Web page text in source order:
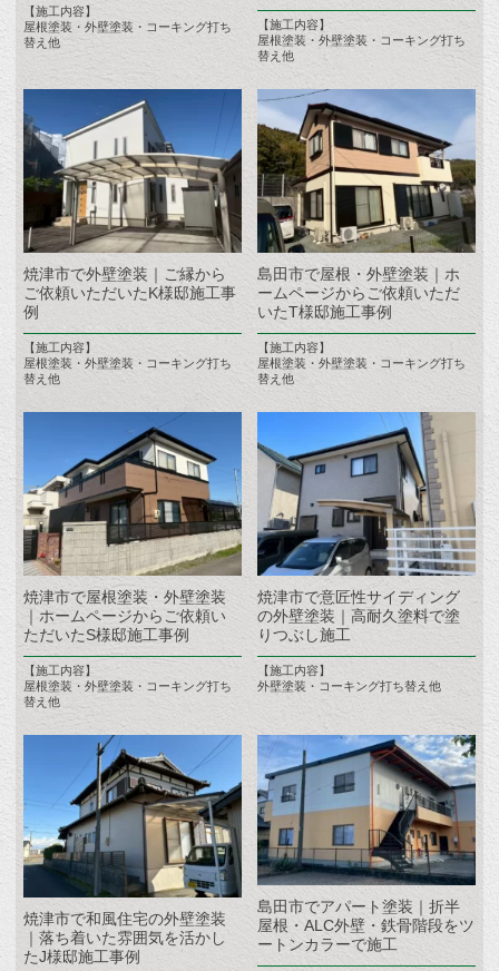
【施工内容】
屋根塗装・外壁塗装・コーキング打ち
替え他
【施工内容】
屋根塗装・外壁塗装・コーキング打ち
替え他
焼津市で外壁塗装｜ご縁から
ご依頼いただいたK様邸施工事
例
【施工内容】
屋根塗装・外壁塗装・コーキング打ち
替え他
島田市で屋根・外壁塗装｜ホ
ームページからご依頼いただ
いたT様邸施工事例
【施工内容】
屋根塗装・外壁塗装・コーキング打ち
替え他
焼津市で屋根塗装・外壁塗装
｜ホームページからご依頼い
ただいたS様邸施工事例
【施工内容】
屋根塗装・外壁塗装・コーキング打ち
替え他
焼津市で意匠性サイディング
の外壁塗装｜高耐久塗料で塗
りつぶし施工
【施工内容】
外壁塗装・コーキング打ち替え他
焼津市で和風住宅の外壁塗装
｜落ち着いた雰囲気を活かし
たJ様邸施工事例
島田市でアパート塗装｜折半
屋根・ALC外壁・鉄骨階段をツ
ートンカラーで施工